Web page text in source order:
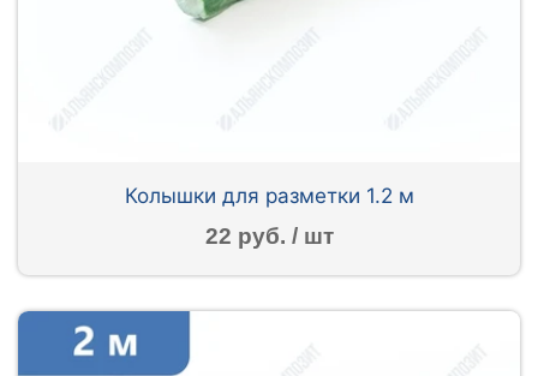
Колышки для разметки 1.2 м
22 руб. / шт